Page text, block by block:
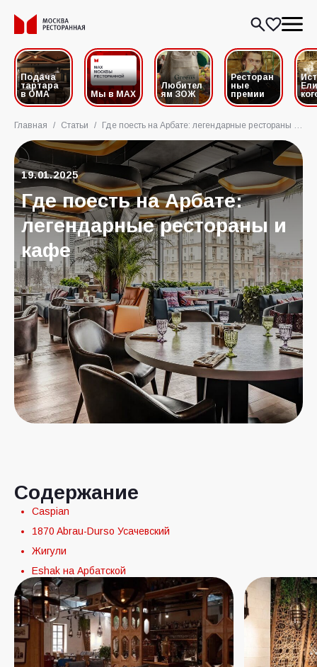
Подача
тартара
в ОМА
Мы в MAX
Любител
ям ЗОЖ
Ресторан
ные
премии
Главная / Статьи / Где поесть на Арбате: легендарные рестораны и кафе
19.01.2025
Где поесть на Арбате:
легендарные рестораны и
кафе
Содержание
Caspian
1870 Abrau-Durso Усачевский
Жигули
Eshak на Арбатской